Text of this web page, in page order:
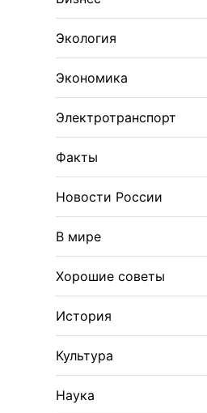
Экология
Экономика
Электротранспорт
Факты
Новости России
В мире
Хорошие советы
История
Культура
Наука